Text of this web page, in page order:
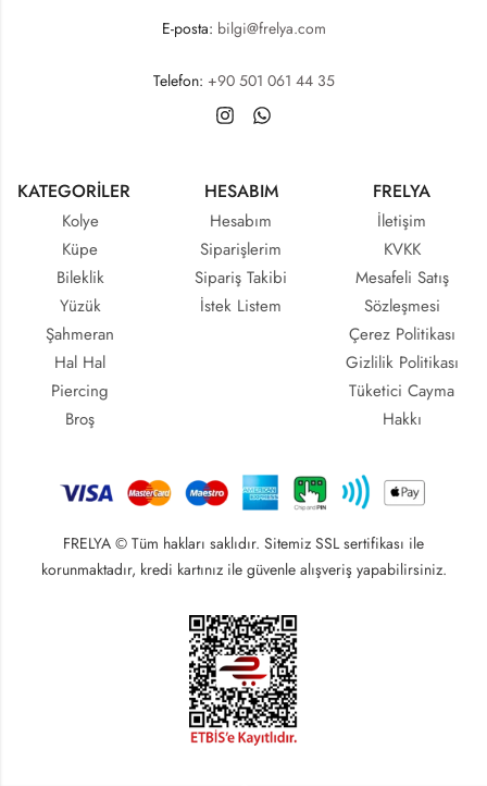
E-posta: bilgi@frelya.com
Telefon: +90 501 061 44 35
KATEGORİLER
Kolye
Küpe
Bileklik
Yüzük
Şahmeran
Hal Hal
Piercing
Broş
HESABIM
Hesabım
Siparişlerim
Sipariş Takibi
İstek Listem
FRELYA
İletişim
KVKK
Mesafeli Satış
Sözleşmesi
Çerez Politikası
Gizlilik Politikası
Tüketici Cayma
Hakkı
FRELYA © Tüm hakları saklıdır. Sitemiz SSL sertifikası ile
korunmaktadır, kredi kartınız ile güvenle alışveriş yapabilirsiniz.